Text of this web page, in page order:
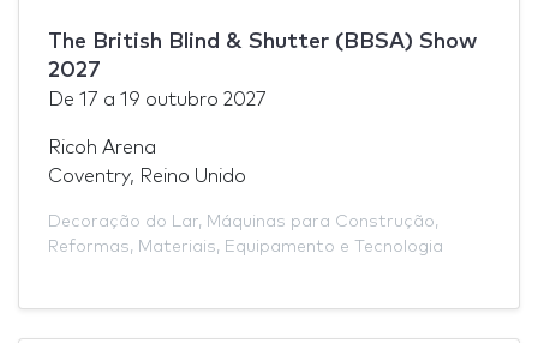
The British Blind & Shutter (BBSA) Show
2027
De 17 a 19 outubro 2027
Ricoh Arena
Coventry, Reino Unido
Decoração do Lar, Máquinas para Construção,
Reformas, Materiais, Equipamento e Tecnologia